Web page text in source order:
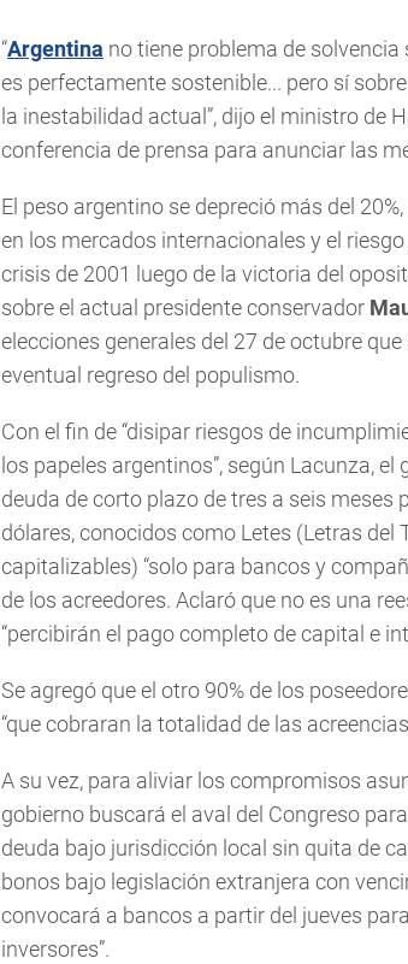
“Argentina no tiene problema de
es perfectamente sostenible... pero sí
la inestabilidad actual”, dijo el ministro de
conferencia de prensa para anunciar las
El peso argentino se depreció más del
en los mercados internacionales y el
crisis de 2001 luego de la victoria del
sobre el actual presidente conservador
elecciones generales del 27 de octubre
eventual regreso del populismo.
Con el fin de “disipar riesgos de
los papeles argentinos”, según Lacunza,
deuda de corto plazo de tres a seis meses
dólares, conocidos como Letes (Letras del
capitalizables) “solo para bancos y
de los acreedores. Aclaró que no es una
“percibirán el pago completo de capital e
Se agregó que el otro 90% de los
“que cobraran la totalidad de las
A su vez, para aliviar los compromisos
gobierno buscará el aval del Congreso
deuda bajo jurisdicción local sin quita de
bonos bajo legislación extranjera con
convocará a bancos a partir del jueves
inversores”.